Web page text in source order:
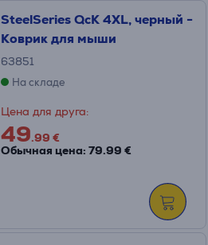
SteelSeries QcK 4XL, черный -
Коврик для мыши
63851
На складе
Цена для друга:
49.99 €
Обычная цена: 79.99 €